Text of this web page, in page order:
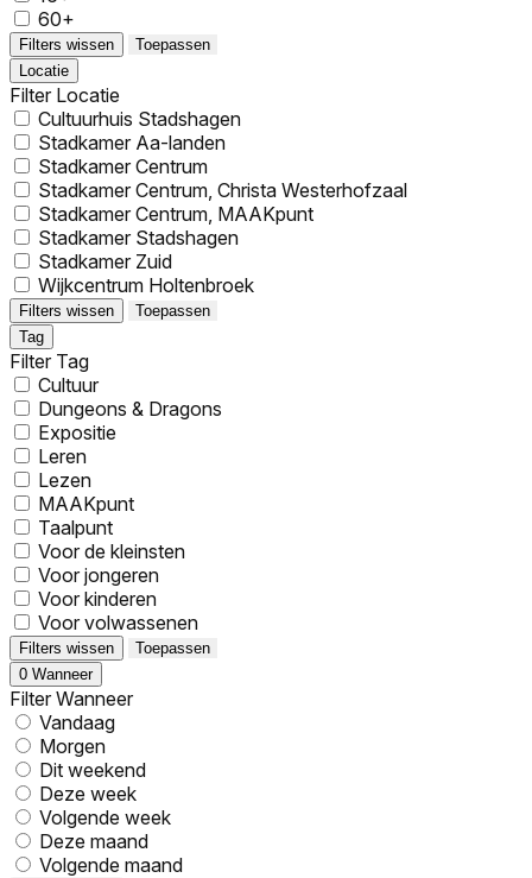
60+
Filters wissen
Toepassen
Locatie
Filter Locatie
Cultuurhuis Stadshagen
Stadkamer Aa-landen
Stadkamer Centrum
Stadkamer Centrum, Christa Westerhofzaal
Stadkamer Centrum, MAAKpunt
Stadkamer Stadshagen
Stadkamer Zuid
Wijkcentrum Holtenbroek
Filters wissen
Toepassen
Tag
Filter Tag
Cultuur
Dungeons & Dragons
Expositie
Leren
Lezen
MAAKpunt
Taalpunt
Voor de kleinsten
Voor jongeren
Voor kinderen
Voor volwassenen
Filters wissen
Toepassen
0 Wanneer
Filter Wanneer
Vandaag
Morgen
Dit weekend
Deze week
Volgende week
Deze maand
Volgende maand